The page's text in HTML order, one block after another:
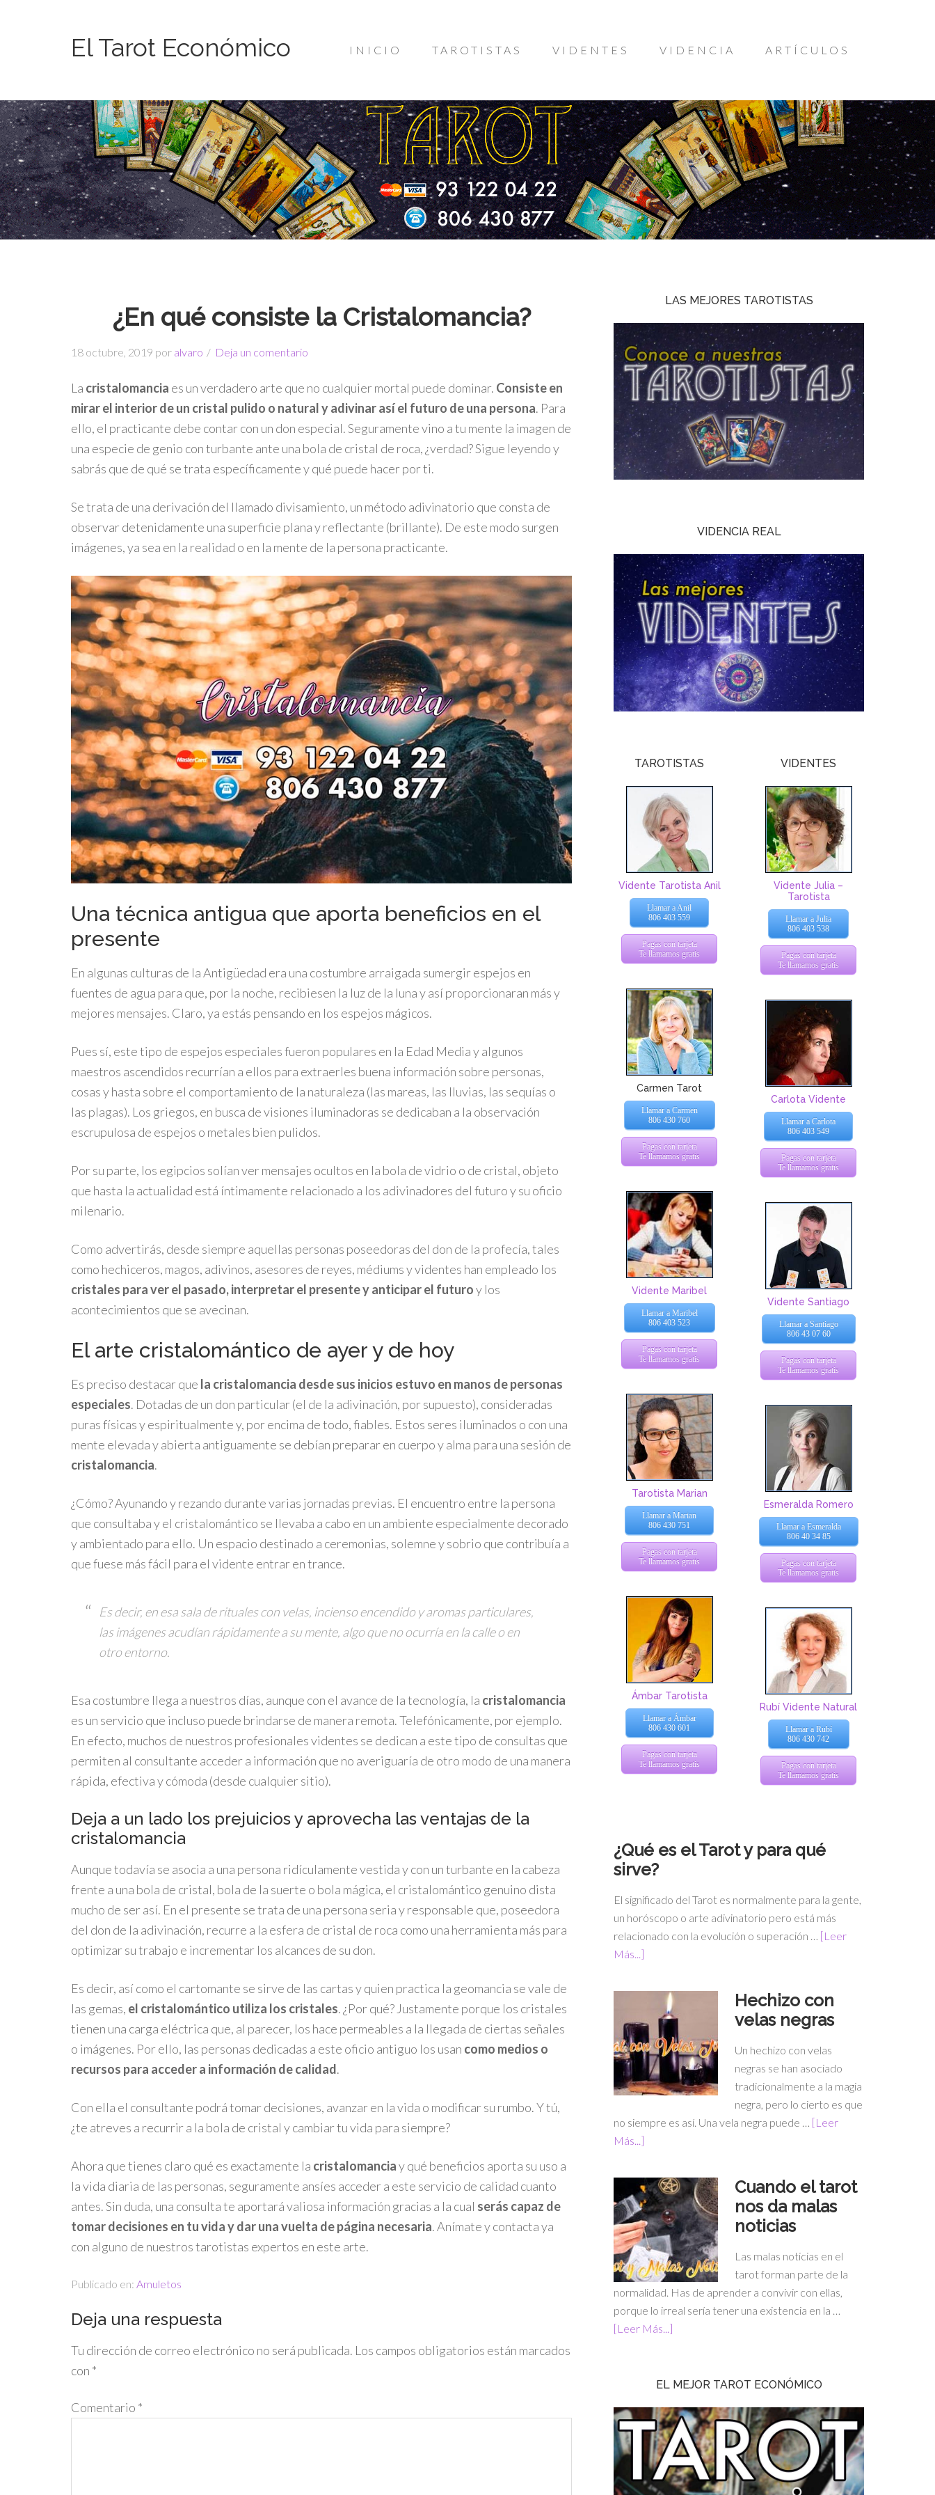
El Tarot Económico INICIO TAROTISTAS VIDENTES VIDENCIA ARTÍCULOS
¿En qué consiste la Cristalomancia?
18 octubre, 2019 por alvaro Deja un comentario
La cristalomancia es un verdadero arte que no cualquier mortal puede dominar. Consiste en
mirar el interior de un cristal pulido o natural y adivinar así el futuro de una persona. Para
ello, el practicante debe contar con un don especial. Seguramente vino a tu mente la imagen de
una especie de genio con turbante ante una bola de cristal de roca, ¿verdad? Sigue leyendo y
sabrás que de qué se trata específicamente y qué puede hacer por ti.
Se trata de una derivación del llamado divisamiento, un método adivinatorio que consta de
observar detenidamente una superficie plana y reflectante (brillante). De este modo surgen
imágenes, ya sea en la realidad o en la mente de la persona practicante.
Una técnica antigua que aporta beneficios en el
presente
En algunas culturas de la Antigüedad era una costumbre arraigada sumergir espejos en
fuentes de agua para que, por la noche, recibiesen la luz de la luna y así proporcionaran más y
mejores mensajes. Claro, ya estás pensando en los espejos mágicos.
Pues sí, este tipo de espejos especiales fueron populares en la Edad Media y algunos
maestros ascendidos recurrían a ellos para extraerles buena información sobre personas,
cosas y hasta sobre el comportamiento de la naturaleza (las mareas, las lluvias, las sequías o
las plagas). Los griegos, en busca de visiones iluminadoras se dedicaban a la observación
escrupulosa de espejos o metales bien pulidos.
Por su parte, los egipcios solían ver mensajes ocultos en la bola de vidrio o de cristal, objeto
que hasta la actualidad está íntimamente relacionado a los adivinadores del futuro y su oficio
milenario.
Como advertirás, desde siempre aquellas personas poseedoras del don de la profecía, tales
como hechiceros, magos, adivinos, asesores de reyes, médiums y videntes han empleado los
cristales para ver el pasado, interpretar el presente y anticipar el futuroy los
acontecimientos que se avecinan.
El arte cristalomántico de ayer y de hoy
Es preciso destacar que la cristalomancia desde sus inicios estuvo en manos de personas
especiales. Dotadas de un don particular (el de la adivinación, por supuesto), consideradas
puras físicas y espiritualmente y, por encima de todo, fiables. Estos seres iluminados o con una
mente elevada y abierta antiguamente se debían preparar en cuerpo y alma para una sesión de
cristalomancia.
¿Cómo? Ayunando y rezando durante varias jornadas previas. El encuentro entre la persona
que consultaba y el cristalomántico se llevaba a cabo en un ambiente especialmente decorado
y ambientado para ello. Un espacio destinado a ceremonias, solemne y sobrio que contribuía a
que fuese más fácil para el vidente entrar en trance.
Es decir, en esa sala de rituales con velas, incienso encendido y aromas particulares,
las imágenes acudían rápidamente a su mente, algo que no ocurría en la calle o en
otro entorno.
Esa costumbre llega a nuestros días, aunque con el avance de la tecnología, la cristalomancia
es un servicio que incluso puede brindarse de manera remota. Telefónicamente, por ejemplo.
En efecto, muchos de nuestros profesionales videntes se dedican a este tipo de consultas que
permiten al consultante acceder a información que no averiguaría de otro modo de una manera
rápida, efectiva y cómoda (desde cualquier sitio).
Deja a un lado los prejuicios y aprovecha las ventajas de la
cristalomancia
Aunque todavía se asocia a una persona ridículamente vestida y con un turbante en la cabeza
frente a una bola de cristal, bola de la suerte o bola mágica, el cristalomántico genuino dista
mucho de ser así. En el presente se trata de una persona seria y responsable que, poseedora
del don de la adivinación, recurre a la esfera de cristal de roca como una herramienta más para
optimizar su trabajo e incrementar los alcances de su don.
Es decir, así como el cartomante se sirve de las cartas y quien practica la geomancia se vale de
las gemas, el cristalomántico utiliza los cristales. ¿Por qué? Justamente porque los cristales
tienen una carga eléctrica que, al parecer, los hace permeables a la llegada de ciertas señales
o imágenes. Por ello, las personas dedicadas a este oficio antiguo los usan como medios o
recursos para acceder a información de calidad.
Con ella el consultante podrá tomar decisiones, avanzar en la vida o modificar su rumbo. Y tú,
¿te atreves a recurrir a la bola de cristal y cambiar tu vida para siempre?
Ahora que tienes claro qué es exactamente la cristalomanciay qué beneficios aporta su uso a
la vida diaria de las personas, seguramente ansíes acceder a este servicio de calidad cuanto
antes. Sin duda, una consulta te aportará valiosa información gracias a la cual serás capaz de
tomar decisiones en tu vida y dar una vuelta de página necesaria. Anímate y contacta ya
con alguno de nuestros tarotistas expertos en este arte.
Publicado en: Amuletos
Deja una respuesta
Tu dirección de correo electrónico no será publicada. Los campos obligatorios están marcados
con *
Comentario *
LAS MEJORES TAROTISTAS
VIDENCIA REAL
TAROTISTAS
Vidente Tarotista Anil
Llamar a Anil
806 403 559
Pagas con tarjeta
Te llamamos gratis
Carmen Tarot
Llamar a Carmen
806 430 760
Pagas con tarjeta
Te llamamos gratis
Vidente Maribel
Llamar a Maribel
806 403 523
Pagas con tarjeta
Te llamamos gratis
Tarotista Marian
Llamar a Marian
806 430 751
Pagas con tarjeta
Te llamamos gratis
Ámbar Tarotista
Llamar a Ámbar
806 430 601
Pagas con tarjeta
Te llamamos gratis
VIDENTES
Vidente Julia –
Tarotista
Llamar a Julia
806 403 538
Pagas con tarjeta
Te llamamos gratis
Carlota Vidente
Llamar a Carlota
806 403 549
Pagas con tarjeta
Te llamamos gratis
Vidente Santiago
Llamar a Santiago
806 43 07 60
Pagas con tarjeta
Te llamamos gratis
Esmeralda Romero
Llamar a Esmeralda
806 40 34 85
Pagas con tarjeta
Te llamamos gratis
Rubí Vidente Natural
Llamar a Rubí
806 430 742
Pagas con tarjeta
Te llamamos gratis
¿Qué es el Tarot y para qué
sirve?
El significado del Tarot es normalmente para la gente,
un horóscopo o arte adivinatorio pero está más
relacionado con la evolución o superación … [Leer
Más...]
Hechizo con
velas negras
Un hechizo con velas
negras se han asociado
tradicionalmente a la magia
negra, pero lo cierto es que
no siempre es así. Una vela negra puede … [Leer
Más...]
Cuando el tarot
nos da malas
noticias
Las malas noticias en el
tarot forman parte de la
normalidad. Has de aprender a convivir con ellas,
porque lo irreal sería tener una existencia en la …
[Leer Más...]
EL MEJOR TAROT ECONÓMICO